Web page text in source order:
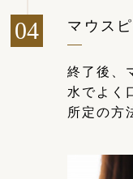
マウス
終了後、
水でよく
所定の方